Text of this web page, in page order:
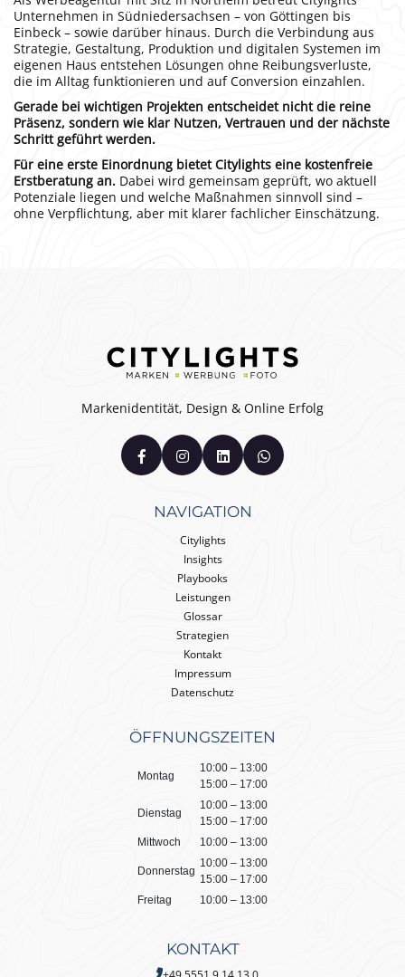
Unternehmen in Südniedersachsen – von Göttingen bis
Einbeck – sowie darüber hinaus. Durch die Verbindung aus
Strategie, Gestaltung, Produktion und digitalen Systemen im
eigenen Haus entstehen Lösungen ohne Reibungsverluste,
die im Alltag funktionieren und auf Conversion einzahlen.
Gerade bei wichtigen Projekten entscheidet nicht die reine
Präsenz, sondern wie klar Nutzen, Vertrauen und der nächste
Schritt geführt werden.
Für eine erste Einordnung bietet Citylights eine kostenfreie
Erstberatung an. Dabei wird gemeinsam geprüft, wo aktuell
Potenziale liegen und welche Maßnahmen sinnvoll sind –
ohne Verpflichtung, aber mit klarer fachlicher Einschätzung.
Markenidentität, Design & Online Erfolg
NAVIGATION
Citylights
Insights
Playbooks
Leistungen
Glossar
Strategien
Kontakt
Impressum
Datenschutz
ÖFFNUNGSZEITEN
Montag
10:00 – 13:00
15:00 – 17:00
Dienstag
10:00 – 13:00
15:00 – 17:00
Mittwoch
10:00 – 13:00
Donnerstag
10:00 – 13:00
15:00 – 17:00
Freitag
10:00 – 13:00
KONTAKT